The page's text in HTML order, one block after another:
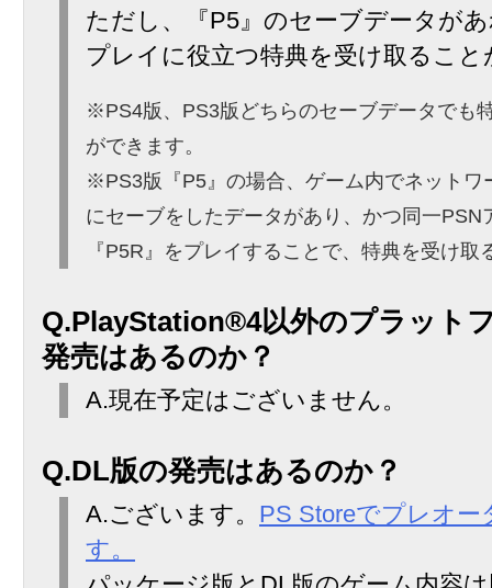
ただし、『P5』のセーブデータが
プレイに役立つ特典を受け取るこ
※PS4版、PS3版どちらのセーブデータでも
ができます。
※PS3版『P5』の場合、ゲーム内でネットワ
にセーブをしたデータがあり、かつ同一PSN
『P5R』をプレイすることで、特典を受け取
Q.PlayStation®4以外のプラット
発売はあるのか？
A.現在予定はございません。
Q.DL版の発売はあるのか？
A.ございます。 PS Storeでプレオー
す。